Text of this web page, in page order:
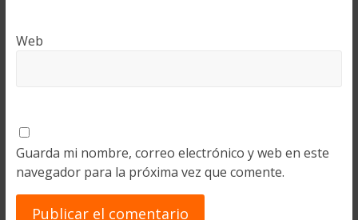
Web
Guarda mi nombre, correo electrónico y web en este
navegador para la próxima vez que comente.